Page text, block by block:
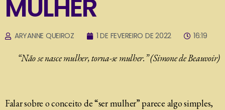
MULHER
ARYANNE QUEIROZ 1 DE FEVEREIRO DE 2022 16:19
“Não se nasce mulher, torna-se mulher.” (Simone de Beauvoir)
Falar sobre o conceito de “ser mulher” parece algo simples,